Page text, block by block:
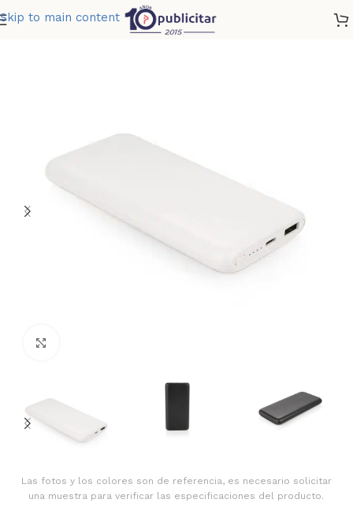
Skip to main content
MULTICARGADOR WARRIOR 10000 MAH
Las fotos y los colores son de referencia, es necesario solicitar
una muestra para verificar las especificaciones del producto.